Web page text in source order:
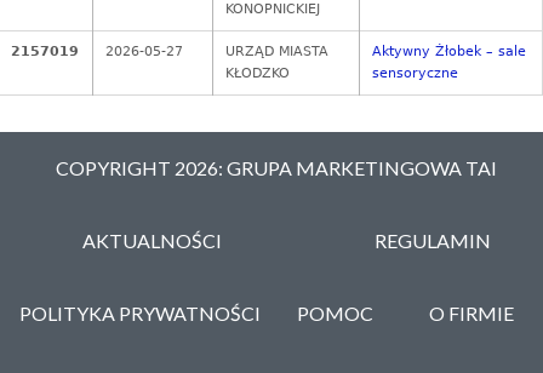
KONOPNICKIEJ
2157019 2026-05-27
URZĄD MIASTA
KŁODZKO
Aktywny Żłobek – sale
sensoryczne
COPYRIGHT 2026: GRUPA MARKETINGOWA TAI
AKTUALNOŚCI REGULAMIN
POLITYKA PRYWATNOŚCI POMOC O FIRMIE